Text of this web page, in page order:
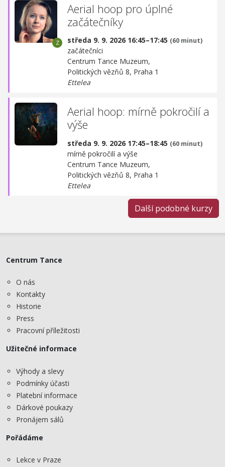
Aerial hoop pro úplné
začátečníky
středa 9. 9. 2026 16:45–17:45 (60 minut)
začátečníci
Centrum Tance Muzeum,
Politických vězňů 8, Praha 1
Ettelea
Aerial hoop: mírně pokročilí a
výše
středa 9. 9. 2026 17:45–18:45 (60 minut)
mírně pokročilí a výše
Centrum Tance Muzeum,
Politických vězňů 8, Praha 1
Ettelea
Další podobné kurzy
Centrum Tance
O nás
Kontakty
Historie
Press
Pracovní příležitosti
Užitečné informace
Výhody a slevy
Podmínky účasti
Platební informace
Dárkové poukazy
Pronájem sálů
Pořádáme
Lekce v Praze